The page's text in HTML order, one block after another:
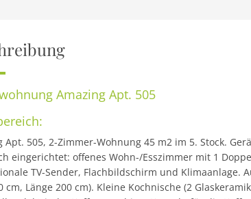
Amazing Apt. 505
Apt. 505, 2-Zimmer-Wohnung 45 m2 im 5. Stock.
eingerichtet: offenes Wohn-/Esszimmer mit 1
TV-Sender, Flachbildschirm und Klimaanlage.
cm, Länge 200 cm). Kleine Kochnische (2